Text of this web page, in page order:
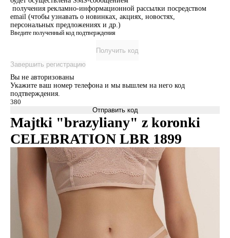
получения рекламно-информационной рассылки посредством
email (чтобы узнавать о новинках, акциях, новостях,
персональных предложениях и др.)
Введите полученный код подтверждения
Получить код
Завершить регистрацию
Вы не авторизованы
Укажите ваш номер телефона и мы вышлем на него код
подтверждения.
Отправить код
Majtki "brazyliany" z koronki
CELEBRATION LBR 1899